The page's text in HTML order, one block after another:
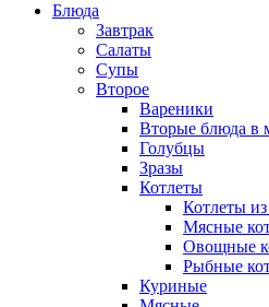
Блюда
Завтрак
Салаты
Супы
Второе
Вареники
Вторые блюда в
Голубцы
Зразы
Котлеты
Котлеты
Мясные
Овощные
Рыбные
Куриные